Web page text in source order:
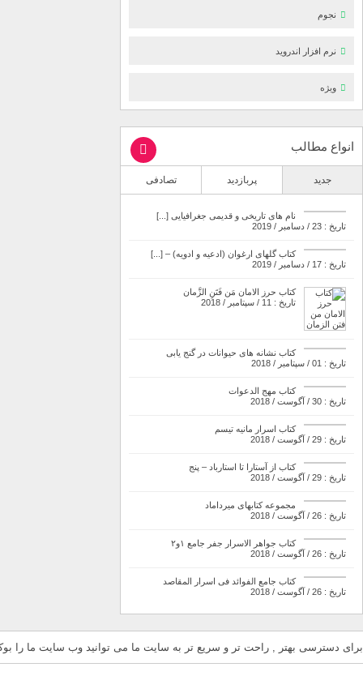
نجوم
نرم افزار اندروید
ویژه
انواع مطالب
جدید پربازدید تصادفی
نام های تاریخی و قدیمی جغرافیایی [...]
تاریخ : 23 / دسامبر / 2019
کتاب گلهای ارغوان (ادعیه و ادویه) – [...]
تاریخ : 17 / دسامبر / 2019
کتاب حرز الامان مَن فَتَنِ الزَّمان
تاریخ : 11 / سپتامبر / 2018
کتاب نشانه های حیوانات در گنج یابی
تاریخ : 01 / سپتامبر / 2018
کتاب مهج الدعوات
تاریخ : 30 / آگوست / 2018
کتاب اسرار مانیه تیسم
تاریخ : 29 / آگوست / 2018
کتاب از آستارا تا استارباد – پنج
تاریخ : 29 / آگوست / 2018
مجموعه کتابهای میرداماد
تاریخ : 26 / آگوست / 2018
کتاب جواهر الاسرار جفر جامع ۱و۲
تاریخ : 26 / آگوست / 2018
کتاب جامع الفوائد فی اسرار المقاصد
تاریخ : 26 / آگوست / 2018
برای دسترسی بهتر , راحت تر و سریع تر به سایت ما می توانید وب سایت ما را